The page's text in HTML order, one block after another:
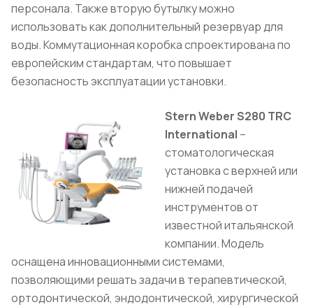
персонала. Также вторую бутылку можно
использовать как дополнительный резервуар для
воды. Коммутационная коробка спроектирована по
европейским стандартам, что повышает
безопасность эксплуатации установки.
Stern Weber S280 TRС
International –
стоматологическая
установка с верхней или
нижней подачей
инструментов от
известной итальянской
компании. Модель
оснащена инновационными системами,
позволяющими решать задачи в терапевтической,
ортодонтической, эндодонтической, хирургической